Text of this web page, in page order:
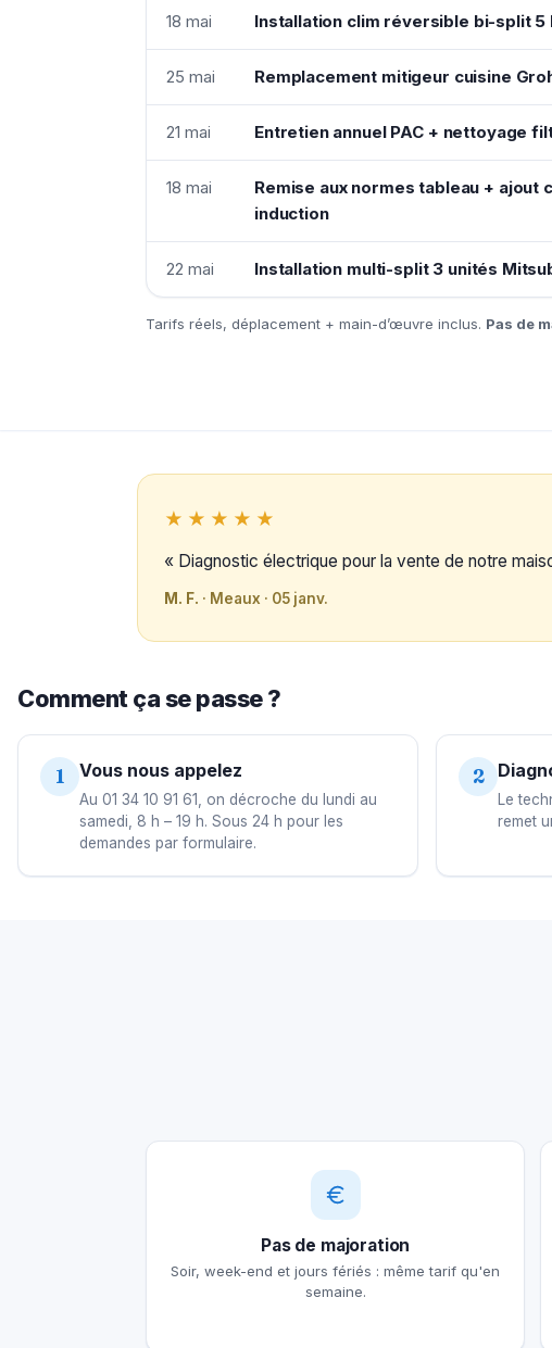
18 mai Installation clim réversible bi-split 5
25 mai Remplacement mitigeur cuisine
21 mai Entretien annuel PAC + nettoyage
18 mai
Remise aux normes tableau + ajout
induction
22 mai Installation multi-split 3 unités
Tarifs réels, déplacement + main-d’œuvre inclus. Pas de
★★★★★
« Diagnostic électrique pour la vente de notre
M. F. · Meaux · 05 janv.
Comment ça se passe ?
1 Vous nous appelez
Au 01 34 10 91 61, on décroche du lundi au
samedi, 8 h – 19 h. Sous 24 h pour les
demandes par formulaire.
2
Le
remet
Pas de majoration
Soir, week-end et jours fériés : même tarif qu'en
semaine.